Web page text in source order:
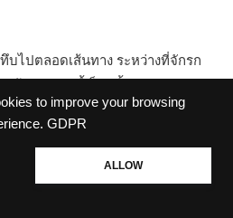
to improve your browsing
GDPR
ALLOW
บไปตลอดเส้นทาง ระหว่างที่จักรก
จ้าของงานนี้เป็นครั้งแรก
ล่อนกล่าว…มีน้ำเสีงแหบพร่าเล็กๆ